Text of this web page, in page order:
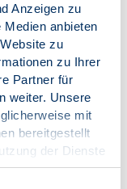
Anzeigen zu
anbieten
zu
zu Ihrer
Partner für
weiter. Unsere
mit
bereitgestellt
der Dienste
des
zu benennen.
BDP